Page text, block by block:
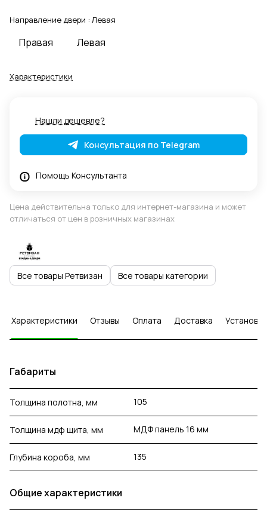
Направление двери : Левая
Правая Левая
Характеристики
Нашли дешевле?
Консультация по Telegram
Помощь Консультанта
Цена действительна только для интернет-магазина и может
отличаться от цен в розничных магазинах
Все товары Ретвизан Все товары категории
Характеристики Отзывы Оплата Доставка Установка
Габариты
Толщина полотна, мм 105
Толщина мдф щита, мм МДФ панель 16 мм
Глубина короба, мм 135
Общие характеристики